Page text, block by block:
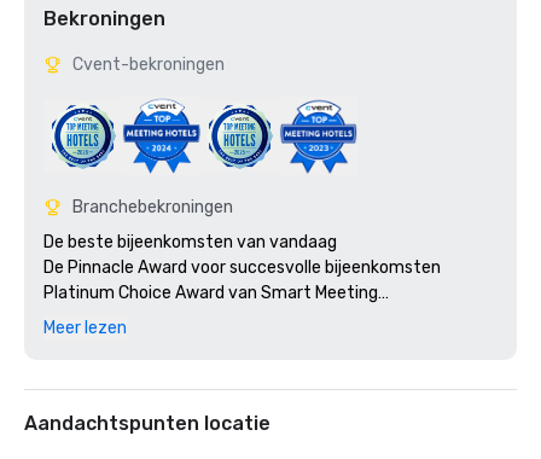
Bekroningen
Cvent-bekroningen
Branchebekroningen
De beste bijeenkomsten van vandaag
De Pinnacle Award voor succesvolle bijeenkomsten
Platinum Choice Award van Smart Meeting
De 100 populairste vergaderresorts van CVENT
Meer lezen
Aandachtspunten locatie